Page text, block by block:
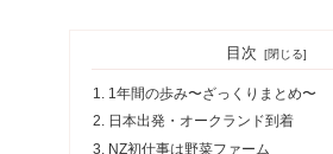
目次
1年間の歩み〜ざっくりまとめ〜
日本出発・オークランド到着
NZ初仕事は野菜ファーム